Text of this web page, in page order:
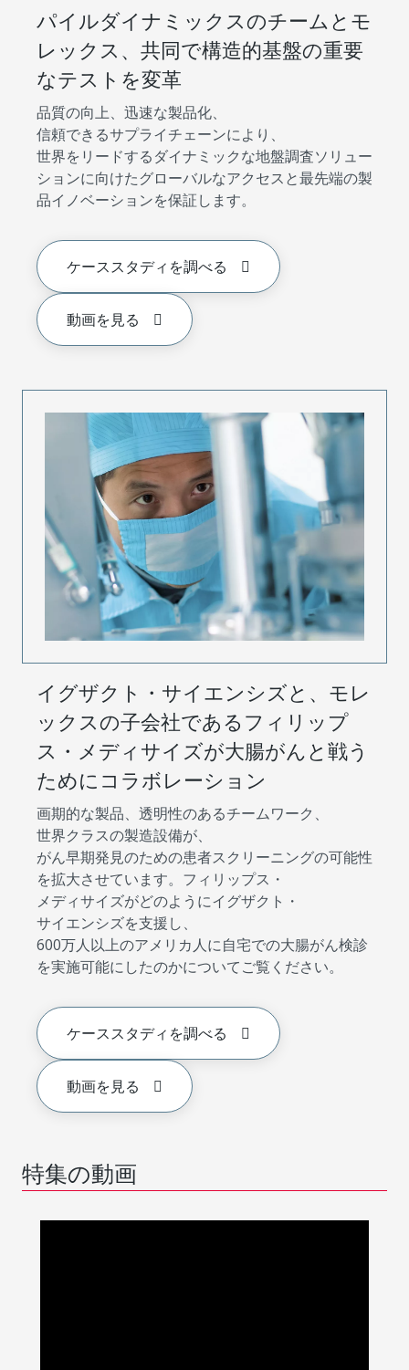
パイルダイナミックスのチームとモ
レックス、共同で構造的基盤の重要
なテストを変革
品質の向上、迅速な製品化、
信頼できるサプライチェーンにより、
世界をリードするダイナミックな地盤調査ソリュー
ションに向けたグローバルなアクセスと最先端の製
品イノベーションを保証します。
ケーススタディを調べる
動画を見る
イグザクト・サイエンシズと、モレ
ックスの子会社であるフィリップ
ス・メディサイズが大腸がんと戦う
ためにコラボレーション
画期的な製品、透明性のあるチームワーク、
世界クラスの製造設備が、
がん早期発見のための患者スクリーニングの可能性
を拡大させています。フィリップス・
メディサイズがどのようにイグザクト・
サイエンシズを支援し、
600万人以上のアメリカ人に自宅での大腸がん検診
を実施可能にしたのかについてご覧ください。
ケーススタディを調べる
動画を見る
特集の動画